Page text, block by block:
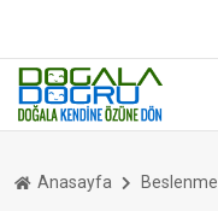
Anasayfa Beslenme